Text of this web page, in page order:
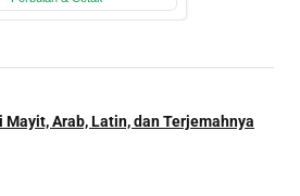
Mayit, Arab, Latin, dan Terjemahnya